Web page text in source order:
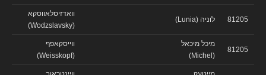
81205 לוניה (Lunia)
וואדזיסלאווסקא
(Wodzslavsky)
81205
מיכל מיכאל
(Michel)
ווייסקאפף
(Weisskopf)